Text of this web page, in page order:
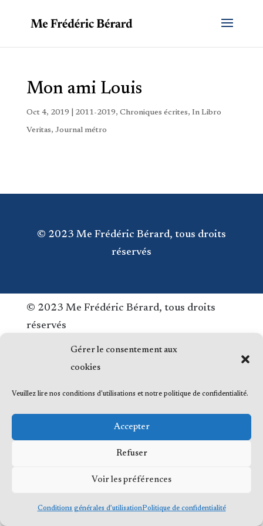
Gérer le consentement aux
cookies
Veuillez lire nos conditions d'utilisations et notre politique de confidentialité.
Accepter
Refuser
Voir les préférences
Conditions générales d’utilisationPolitique de confidentialité
Mon ami Louis
Oct 4, 2019 2011-2019, Chroniques écrites, In Libro
Veritas, Journal métro
© 2023 Me Frédéric Bérard, tous droits
réservés
© 2023 Me Frédéric Bérard, tous droits
réservés